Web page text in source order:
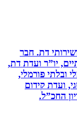
דת. חבר
ועדת דת,
פורמלי,
קידום